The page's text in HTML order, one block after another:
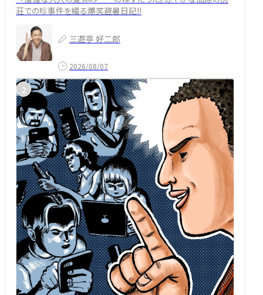
荘での珍事件を綴る爆笑避暑日記!!
三遊亭 好二郎
2026/08/07